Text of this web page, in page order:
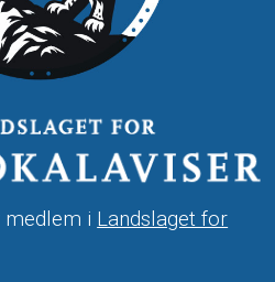
i Landslaget for